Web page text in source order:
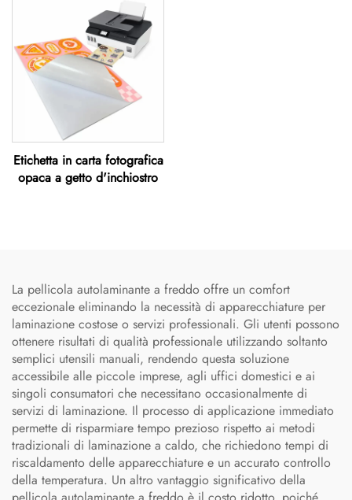
Etichetta in carta fotografica
opaca a getto d'inchiostro
La pellicola autolaminante a freddo offre un comfort
eccezionale eliminando la necessità di apparecchiature per
laminazione costose o servizi professionali. Gli utenti possono
ottenere risultati di qualità professionale utilizzando soltanto
semplici utensili manuali, rendendo questa soluzione
accessibile alle piccole imprese, agli uffici domestici e ai
singoli consumatori che necessitano occasionalmente di
servizi di laminazione. Il processo di applicazione immediato
permette di risparmiare tempo prezioso rispetto ai metodi
tradizionali di laminazione a caldo, che richiedono tempi di
riscaldamento delle apparecchiature e un accurato controllo
della temperatura. Un altro vantaggio significativo della